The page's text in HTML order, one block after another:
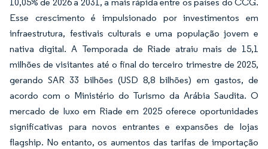
10,05% de 2026 a 2031, a mais rápida entre os países do CCG.
Esse crescimento é impulsionado por investimentos em
infraestrutura, festivais culturais e uma população jovem e
nativa digital. A Temporada de Riade atraiu mais de 15,1
milhões de visitantes até o final do terceiro trimestre de 2025,
gerando SAR 33 bilhões (USD 8,8 bilhões) em gastos, de
acordo com o Ministério do Turismo da Arábia Saudita. O
mercado de luxo em Riade em 2025 oferece oportunidades
significativas para novos entrantes e expansões de lojas
flagship. No entanto, os aumentos das tarifas de importação